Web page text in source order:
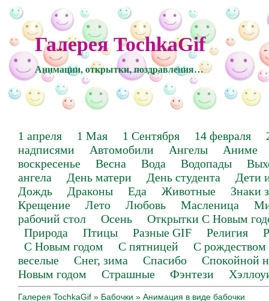
Галерея TochkaGif
Анимации, открытки, поздравления…
1 апреля 1 Мая 1 Сентября 14 февраля
надписями
Автомобили Ангелы
Аниме
воскресенье
Весна Вода Водопады
ангела
День матери День студента
Дети
Дождь
Драконы Еда Животные
Знаки
Крещение
Лето Любовь Масленица
рабочий стол
Осень
Открытки С Новым
Природа
Птицы Разные GIF Религия
С Новым годом
С пятницей
С рождеством
веселые
Снег, зима Спасибо
Спокойной
Новым годом
Страшные Фэнтези
Галерея TochkaGif » Бабочки » Анимация в виде бабочки